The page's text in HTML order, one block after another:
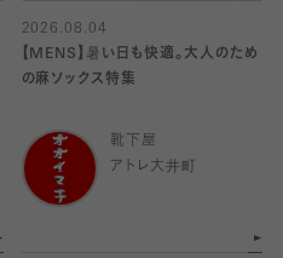
2026.08.04
【MENS】暑い日も快適。大人のため
の麻ソックス特集
靴下屋
アトレ大井町